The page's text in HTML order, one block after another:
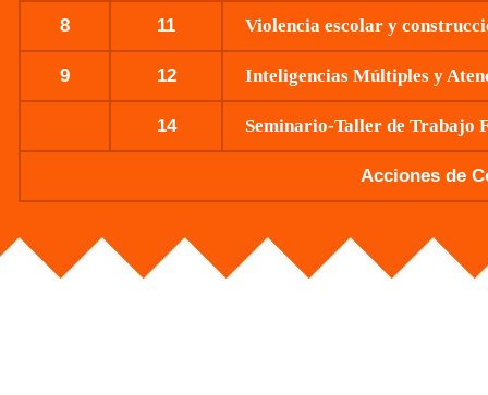
8 11 Violencia escolar y
9 12 Inteligencias Múltiples y
14 Seminario-Taller de Trabajo
Acciones de